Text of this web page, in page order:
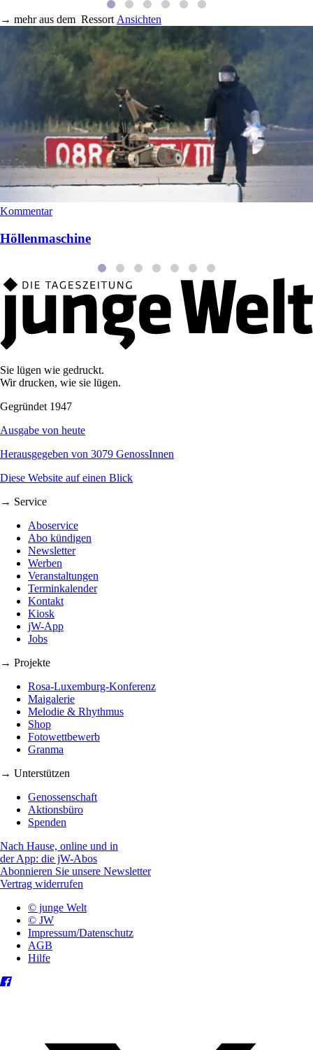
→ mehr aus dem Ressort Ansichten
Kommentar
Höllenmaschine
Sie lügen wie gedruckt.
Wir drucken, wie sie lügen.
Gegründet 1947
Ausgabe von heute
Herausgegeben von 3079 GenossInnen
Diese Website auf einen Blick
→ Service
Aboservice
Abo kündigen
Newsletter
Werben
Veranstaltungen
Terminkalender
Kontakt
Kiosk
jW-App
Jobs
→ Projekte
Rosa-Luxemburg-Konferenz
Maigalerie
Melodie & Rhythmus
Shop
Fotowettbewerb
Granma
→ Unterstützen
Genossenschaft
Aktionsbüro
Spenden
Nach Hause, online und in
der App: die jW-Abos
Abonnieren Sie unsere Newsletter
Vertrag widerrufen
© junge Welt
© JW
Impressum/Datenschutz
AGB
Hilfe